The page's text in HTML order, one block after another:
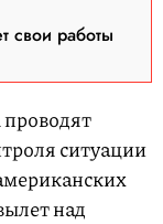
свои работы
ситуации
над